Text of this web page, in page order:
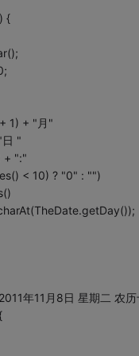
{
1) + "月"
"
+ ":"
< 10) ? "0" : "")
年11月8日 星期二 农历